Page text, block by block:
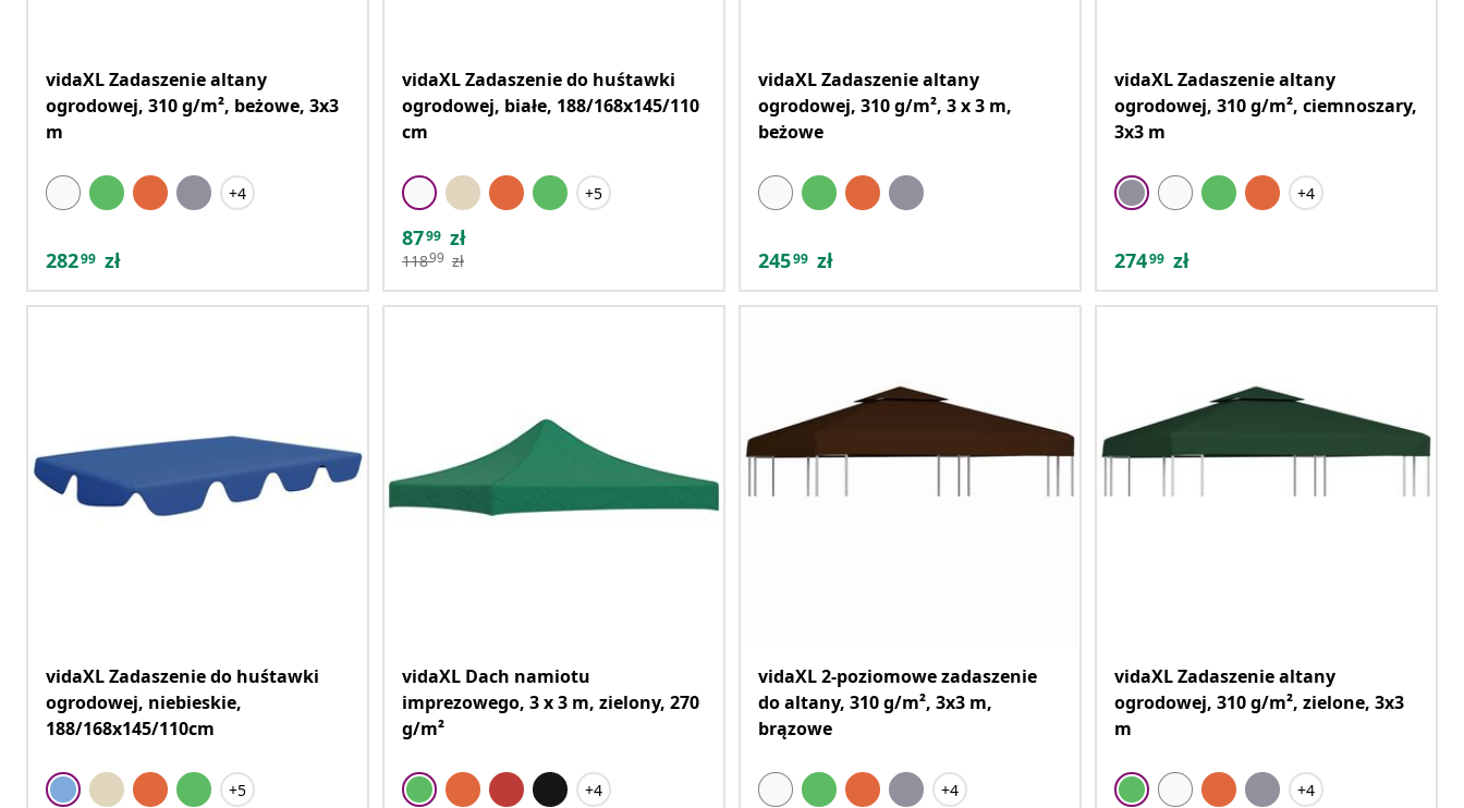
vidaXL Zadaszenie altany
ogrodowej, 310 g/m², beżowe, 3x3
m
+4
28299 zł
vidaXL Zadaszenie do huśtawki
ogrodowej, białe, 188/168x145/110
cm
+5
8799 zł
11899 zł
vidaXL Zadaszenie altany
ogrodowej, 310 g/m², 3 x 3 m,
beżowe
24599 zł
vidaXL Zadaszenie altany
ogrodowej, 310 g/m², ciemnoszary,
3x3 m
+4
27499 zł
vidaXL Zadaszenie do huśtawki
ogrodowej, niebieskie,
188/168x145/110cm
+5
vidaXL Dach namiotu
imprezowego, 3 x 3 m, zielony, 270
g/m²
+4
vidaXL 2-poziomowe zadaszenie
do altany, 310 g/m², 3x3 m,
brązowe
+4
vidaXL Zadaszenie altany
ogrodowej, 310 g/m², zielone, 3x3
m
+4